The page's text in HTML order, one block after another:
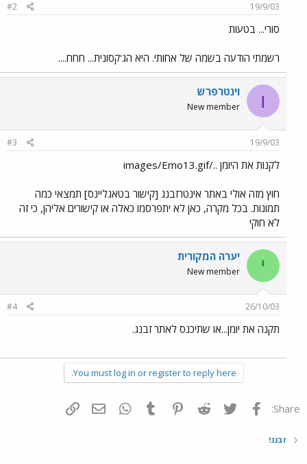
19/9/03
#2
סורי... בטעות
רשמתי הודעה בשמה של אחותי. היא הג'קסונית... חחח....
ו וינטרפרש
New member
19/9/03
#3
לקנות את היומן ../images/Emo13.gif
חוץ מזה אולי באתר אינטרזבנג [קישור בטאגליינס] תמצאי כמה
תמונות. בכל מקרה, כאן לא יתפרסמו כאלה או קישורים אליהן, כי זה
לא חוקי
י יערה המקורית
New member
26/10/03
#4
תקנה את יומן...או שתיכנס לאתר זבנג.
You must log in or register to reply here.
Share: פייסבוק Twitter
Reddit
Pinterest
Tumblr
WhatsAppדואר אלקטרוני
זבנג!